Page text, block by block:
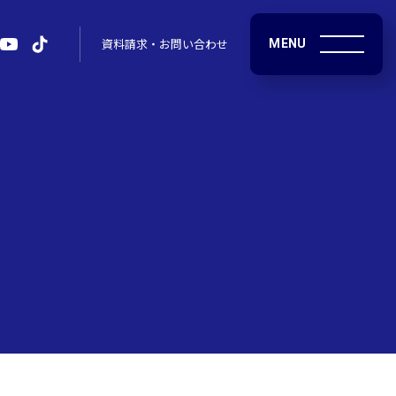
資料請求・お問い合わせ MENU